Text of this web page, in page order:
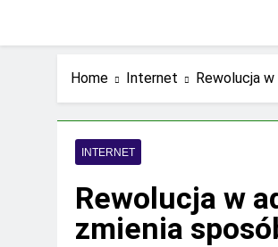
Home Internet Rewolucja
INTERNET
Rewolucja w
zmienia